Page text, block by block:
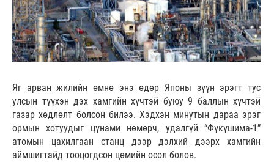
Яг арван жилийн өмнө энэ өдөр Японы зүүн эрэгт тус
улсын түүхэн дэх хамгийн хүчтэй буюу 9 баллын хүчтэй
газар хөдлөлт болсон билээ. Хэдхэн минутын дараа эрэг
ормын хотуудыг цүнами нөмөрч, удалгүй “Фүкүшима-1”
атомын цахилгаан станц дээр дэлхий дээрх хамгийн
аймшигтайд тооцогдсон цөмийн осол болов.